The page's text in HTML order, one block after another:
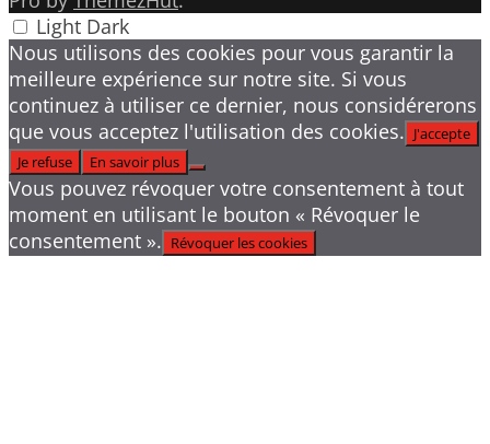
Light Dark
Nous utilisons des cookies pour vous garantir la
meilleure expérience sur notre site. Si vous
continuez à utiliser ce dernier, nous considérerons
que vous acceptez l'utilisation des cookies. J'accepte
Je refuse
En savoir plus
Vous pouvez révoquer votre consentement à tout
moment en utilisant le bouton « Révoquer le
consentement ». Révoquer les cookies